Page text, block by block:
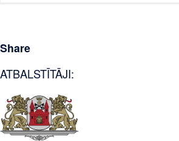
Share
ATBALSTĪTĀJI: